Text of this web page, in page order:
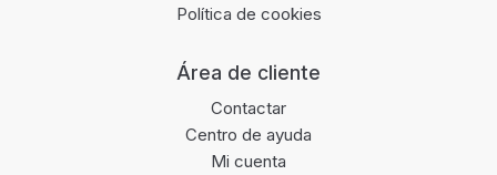
Política de cookies
Área de cliente
Contactar
Centro de ayuda
Mi cuenta